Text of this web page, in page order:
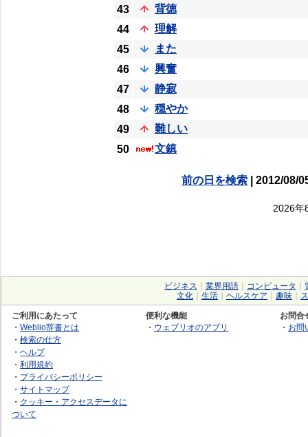
43
背徳
44
理解
45
また
46
興奮
47
静寂
48
穏やか
49
難しい
50
文鎮
前の日を検索| 2012/08/
2026年
ビジネス 業界用語 コンピュータ
文化
生活 ヘルスケア 趣味
ご利用にあたって
・ Weblio辞書とは
・ 検索の仕方
・ ヘルプ
・ 利用規約
・ プライバシーポリシー
・ サイトマップ
・ クッキー・アクセスデータに
ついて
便利な機能
・ ウェブリオのアプリ
お問合
・ お問